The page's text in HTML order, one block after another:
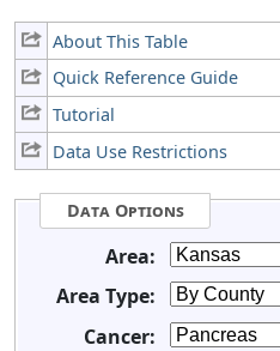
About This Table
Quick Reference Guide
Tutorial
Data Use Restrictions
Data Options
Area:
Area Type:
Cancer: